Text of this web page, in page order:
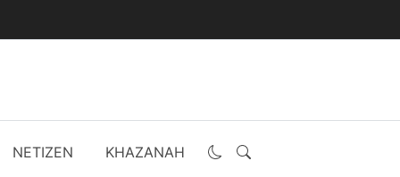
NETIZEN KHAZANAH